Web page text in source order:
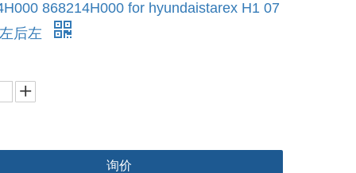
868214H000 for hyundaistarex H1 07
后左
询价